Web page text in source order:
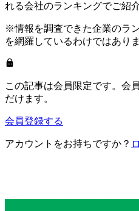
れる会社のランキングでご紹
※情報を調査できた企業のラ
を網羅しているわけではありま
この記事は会員限定です。会
だけます。
会員登録する
アカウントをお持ちですか？